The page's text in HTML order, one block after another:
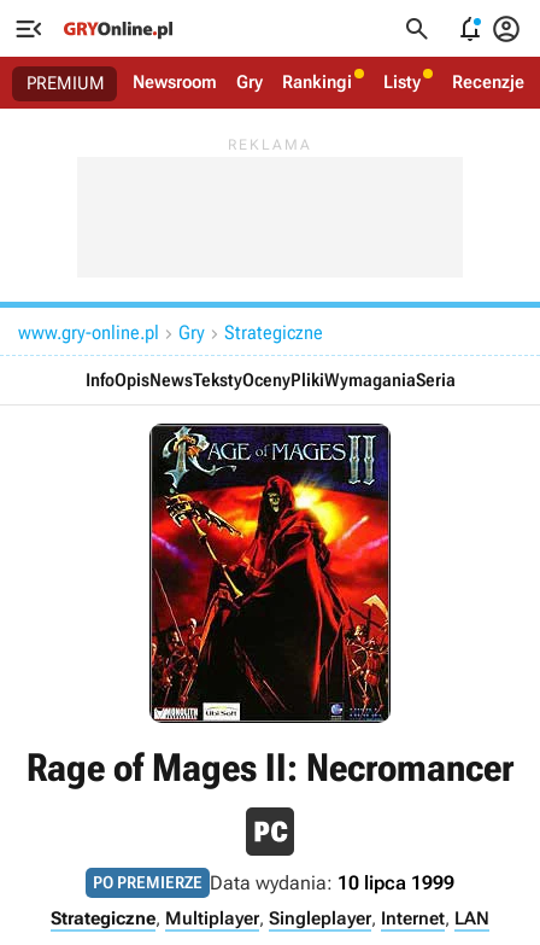
   
PREMIUM Newsroom Gry Rankingi Listy Recenzje
www.gry-online.pl  Gry  Strategiczne
InfoOpisNewsTekstyOcenyPlikiWymaganiaSeria
Rage of Mages II: Necromancer
PO PREMIERZE Data wydania: 10 lipca 1999
Strategiczne, Multiplayer, Singleplayer, Internet, LAN